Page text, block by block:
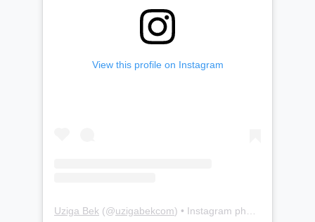
View this profile on Instagram
Uziga Bek (@uzigabekcom) • Instagram photos and videos